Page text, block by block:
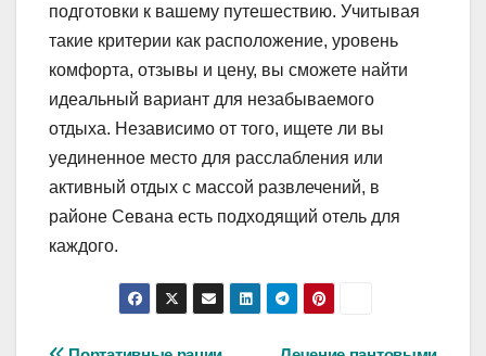
подготовки к вашему путешествию. Учитывая
такие критерии как расположение, уровень
комфорта, отзывы и цену, вы сможете найти
идеальный вариант для незабываемого
отдыха. Независимо от того, ищете ли вы
уединенное место для расслабления или
активный отдых с массой развлечений, в
районе Севана есть подходящий отель для
каждого.